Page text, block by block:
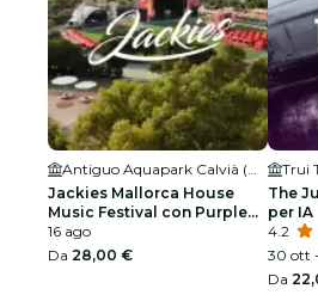
Jackies Mallorca House
Music Festival con Purple
Disco Machine
16 ago
Da 28,00 €
Trui
The
per IA
4.2
30 ott
Da